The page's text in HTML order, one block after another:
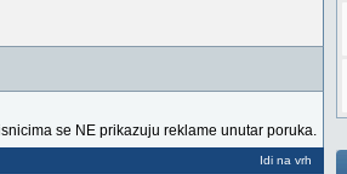
se NE prikazuju reklame unutar poruka.
Idi na vrh